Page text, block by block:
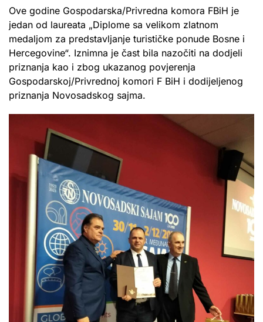
Ove godine Gospodarska/Privredna komora FBiH je
jedan od laureata „Diplome sa velikom zlatnom
medaljom za predstavljanje turističke ponude Bosne i
Hercegovine“. Iznimna je čast bila nazočiti na dodjeli
priznanja kao i zbog ukazanog povjerenja
Gospodarskoj/Privrednoj komori F BiH i dodijeljenog
priznanja Novosadskog sajma.